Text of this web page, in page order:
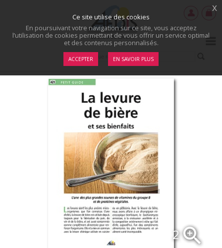
2zoom_in
Ce site utilise des cookies
En poursuivant votre navigation sur ce site, vous acceptez
l’utilisation de cookies permettant de vous offrir un service optimal
et des contenus personnalisés.
ACCEPTER EN SAVOIR PLUS
x